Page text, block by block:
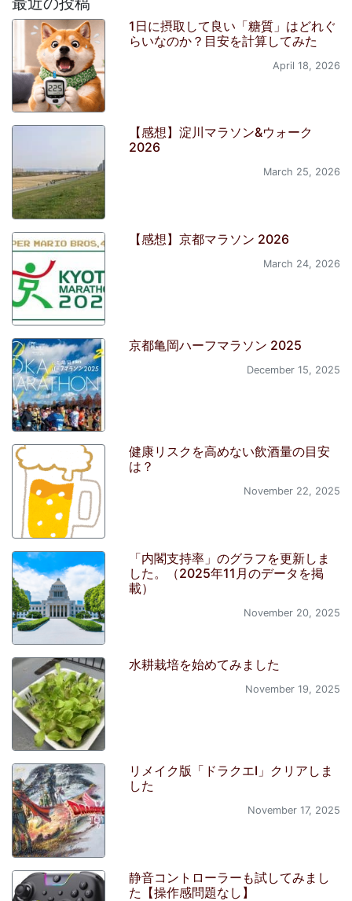
1日に摂取して良い「糖質」はどれぐ
らいなのか？目安を計算してみた
April 18, 2026
【感想】淀川マラソン&ウォーク
2026
March 25, 2026
【感想】京都マラソン 2026
March 24, 2026
京都亀岡ハーフマラソン 2025
December 15, 2025
健康リスクを高めない飲酒量の目安
は？
November 22, 2025
「内閣支持率」のグラフを更新しま
した。（2025年11月のデータを掲
載）
November 20, 2025
水耕栽培を始めてみました
November 19, 2025
リメイク版「ドラクエI」クリアしま
した
November 17, 2025
静音コントローラーも試してみまし
た【操作感問題なし】